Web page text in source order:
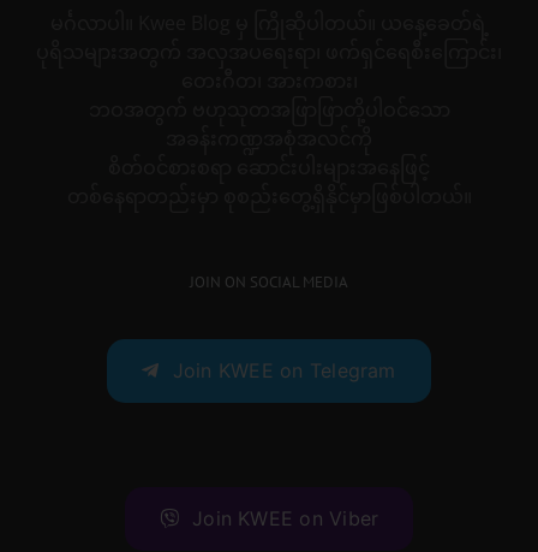
JOIN ON SOCIAL MEDIA
Join KWEE on Telegram
Join KWEE on Viber